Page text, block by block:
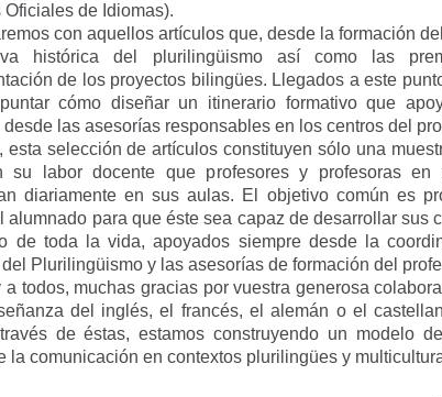
Oficiales de Idiomas).
con aquellos artículos que, desde la formación
histórica del plurilingüismo así como las
de los proyectos bilingües. Llegados a este
cómo diseñar un itinerario formativo que
desde las asesorías responsables en los centros del
esta selección de artículos constituyen sólo una
su labor docente que profesores y profesoras en
diariamente en sus aulas. El objetivo común es
alumnado para que éste sea capaz de desarrollar sus
de toda la vida, apoyados siempre desde la
del Plurilingüismo y las asesorías de formación del
a todos, muchas gracias por vuestra generosa
del inglés, el francés, el alemán o el
de éstas, estamos construyendo un modelo
la comunicación en contextos plurilingües y